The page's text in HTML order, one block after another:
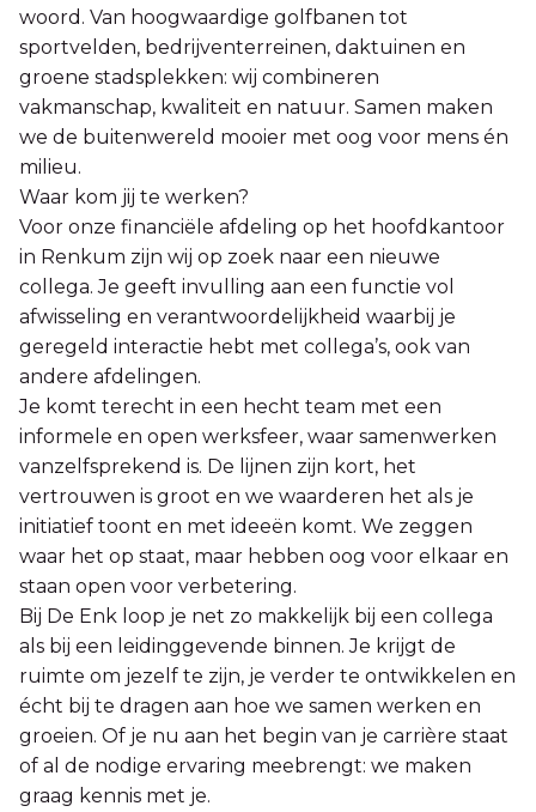
woord. Van hoogwaardige golfbanen tot
sportvelden, bedrijventerreinen, daktuinen en
groene stadsplekken: wij combineren
vakmanschap, kwaliteit en natuur. Samen maken
we de buitenwereld mooier met oog voor mens én
milieu.
Waar kom jij te werken?
Voor onze financiële afdeling op het hoofdkantoor
in Renkum zijn wij op zoek naar een nieuwe
collega. Je geeft invulling aan een functie vol
afwisseling en verantwoordelijkheid waarbij je
geregeld interactie hebt met collega’s, ook van
andere afdelingen.
Je komt terecht in een hecht team met een
informele en open werksfeer, waar samenwerken
vanzelfsprekend is. De lijnen zijn kort, het
vertrouwen is groot en we waarderen het als je
initiatief toont en met ideeën komt. We zeggen
waar het op staat, maar hebben oog voor elkaar en
staan open voor verbetering.
Bij De Enk loop je net zo makkelijk bij een collega
als bij een leidinggevende binnen. Je krijgt de
ruimte om jezelf te zijn, je verder te ontwikkelen en
écht bij te dragen aan hoe we samen werken en
groeien. Of je nu aan het begin van je carrière staat
of al de nodige ervaring meebrengt: we maken
graag kennis met je.